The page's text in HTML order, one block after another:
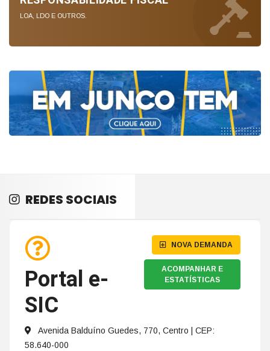
LOA, LDO E OUTROS.
REDES SOCIAIS
Portal e-
SIC
NOVA DEMANDA
ACOMPANHAR E
ESTATÍSTICAS
Avenida Balduíno Guedes, 770, Centro | CEP:
58.640-000